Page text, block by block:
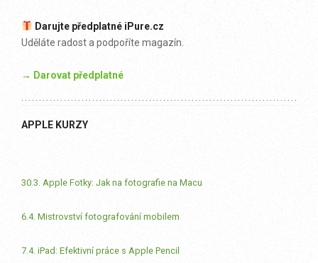
Darujte předplatné iPure.cz
Uděláte radost a podpoříte magazín.
→ Darovat předplatné
APPLE KURZY
30.3. Apple Fotky: Jak na fotografie na Macu
6.4. Mistrovství fotografování mobilem
7.4. iPad: Efektivní práce s Apple Pencil